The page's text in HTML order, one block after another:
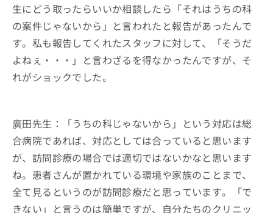
生にどう取ったらいいか相談したら「それはうちの科
の案件じゃないから」と言われたと報告があったんで
す。私も報告してくれたスタッフに対して、「そうだ
よねぇ・・・」と言わざるを得なかったんですが、そ
れがショックでした。
廣田先生：「うちの科じゃないから」という対応は総
合病院であれば、対応としては合っていると思います
が、訪問診療の場合では適切ではないかなと思います
ね。患者さんが置かれている環境や家族のことまで、
全て見るというのが訪問診療だと思っています。「で
きない」と言うのは簡単ですが、自分たちのクリニッ